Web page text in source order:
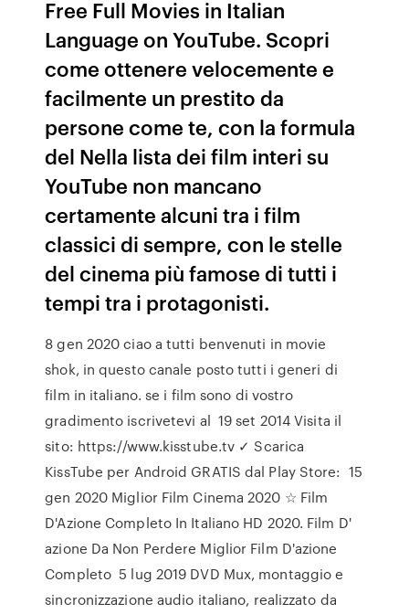
Free Full Movies in Italian
Language on YouTube. Scopri
come ottenere velocemente e
facilmente un prestito da
persone come te, con la formula
del Nella lista dei film interi su
YouTube non mancano
certamente alcuni tra i film
classici di sempre, con le stelle
del cinema più famose di tutti i
tempi tra i protagonisti.
8 gen 2020 ciao a tutti benvenuti in movie
shok, in questo canale posto tutti i generi di
film in italiano. se i film sono di vostro
gradimento iscrivetevi al 19 set 2014 Visita il
sito: https://www.kisstube.tv ✓ Scarica
KissTube per Android GRATIS dal Play Store: 15
gen 2020 Miglior Film Cinema 2020 ☆ Film
D'Azione Completo In Italiano HD 2020. Film D'
azione Da Non Perdere Miglior Film D'azione
Completo 5 lug 2019 DVD Mux, montaggio e
sincronizzazione audio italiano, realizzato da